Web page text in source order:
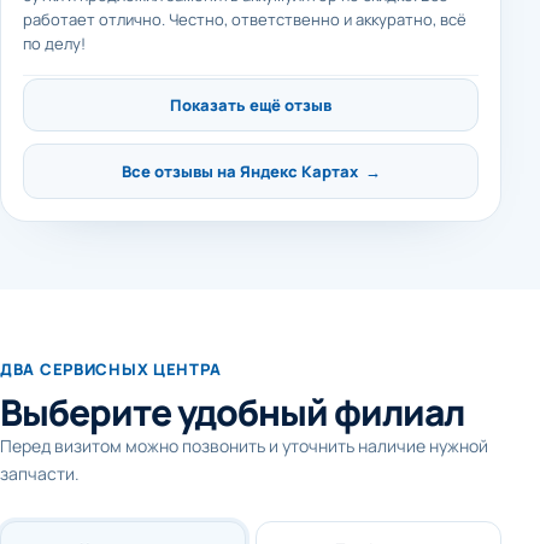
работает отлично. Честно, ответственно и аккуратно, всё
по делу!
Показать ещё отзыв
Все отзывы на Яндекс Картах →
ДВА СЕРВИСНЫХ ЦЕНТРА
Выберите удобный филиал
Перед визитом можно позвонить и уточнить наличие нужной
запчасти.